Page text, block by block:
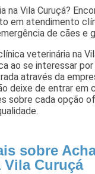
na Vila Curuçá?
em atendimento
de cães e
veterinária na
ao se interessar
através da
deixe de entrar em
sobre cada opção
sobre
Vila Curuçá